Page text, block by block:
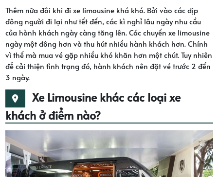
Thêm nữa đôi khi đi xe limousine khá khó. Bởi vào các dịp
đông người đi lại như tết đến, các kì nghỉ lâu ngày nhu cầu
của hành khách ngày càng tăng lên. Các chuyến xe limousine
ngày một đông hơn và thu hút nhiều hành khách hơn. Chính
vì thế mà mua vé gặp nhiều khó khăn hơn một chút. Tuy nhiên
để cải thiện tình trạng đó, hành khách nên đặt vé trước 2 đến
3 ngày.
Xe Limousine khác các loại xe
khách ở điểm nào?